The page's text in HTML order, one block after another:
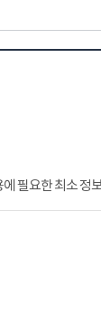
필요한 최소 정